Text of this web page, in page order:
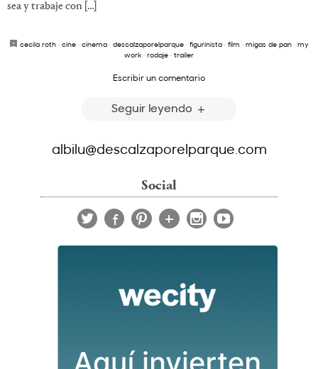
sea y trabaje con […]
cecila roth · cine · cinema · descalzaporelparque · figurinista · film · migas de pan · my
work · rodaje · trailer
Escribir un comentario
Seguir leyendo
albilu@descalzaporelparque.com
Social